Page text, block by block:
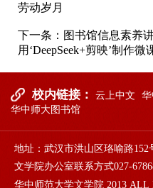
劳动岁月
下一条： 图书馆信息素养
用‘DeepSeek+剪映’制作
校内链接： 云上中文
华中师大图书馆
地址：武汉市洪山区珞喻路152
文学院办公室联系方式027-
华中师范大学文学院 2013 ALL